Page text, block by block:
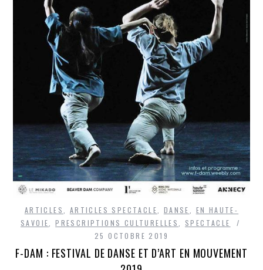
ARTICLES ARTICLES SPECTACLE DANSE
EN HAUTE-
SAVOIE
,PRESCRIPTIONS CULTURELLES
SPECTACLE
25 OCTOBRE 2019
F-DAM : FESTIVAL DE DANSE ET D’ART EN MOUVEMENT